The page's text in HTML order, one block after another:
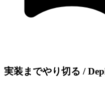
実装まで​やり切る​ /